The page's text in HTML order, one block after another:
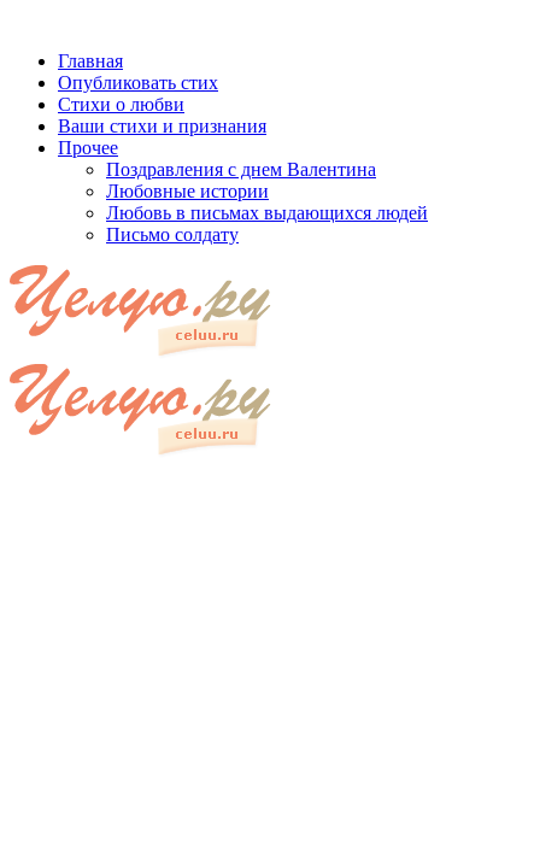
Главная
Опубликовать стих
Стихи о любви
Ваши стихи и признания
Прочее
Поздравления с днем Валентина
Любовные истории
Любовь в письмах выдающихся людей
Письмо солдату